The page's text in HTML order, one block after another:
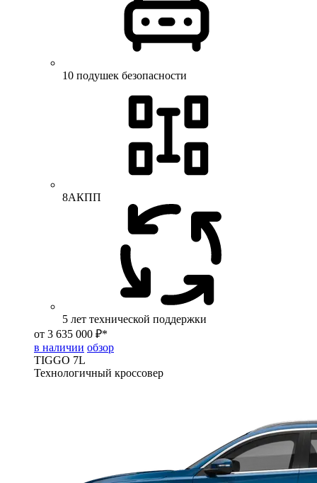
10 подушек безопасности
8АКПП
5 лет технической поддержки
от 3 635 000 ₽*
в наличии обзор
TIGGO 7L
Технологичный кроссовер